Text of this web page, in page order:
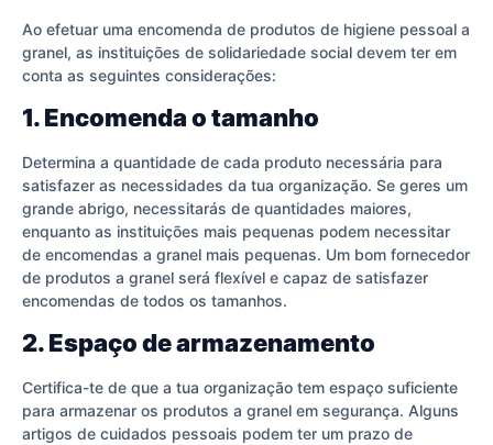
Ao efetuar uma encomenda de produtos de higiene pessoal a
granel, as instituições de solidariedade social devem ter em
conta as seguintes considerações:
1. Encomenda o tamanho
Determina a quantidade de cada produto necessária para
satisfazer as necessidades da tua organização. Se geres um
grande abrigo, necessitarás de quantidades maiores,
enquanto as instituições mais pequenas podem necessitar
de encomendas a granel mais pequenas. Um bom fornecedor
de produtos a granel será flexível e capaz de satisfazer
encomendas de todos os tamanhos.
2. Espaço de armazenamento
Certifica-te de que a tua organização tem espaço suficiente
para armazenar os produtos a granel em segurança. Alguns
artigos de cuidados pessoais podem ter um prazo de